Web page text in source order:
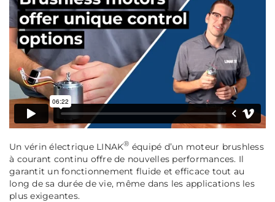
Un vérin électrique LINAK® équipé d’un moteur brushless
à courant continu offre de nouvelles performances. Il
garantit un fonctionnement fluide et efficace tout au
long de sa durée de vie, même dans les applications les
plus exigeantes.